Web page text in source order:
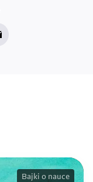
Bajki o nauce